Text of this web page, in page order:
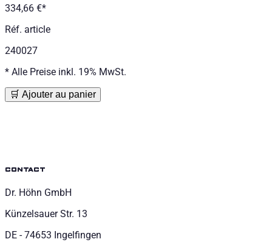
334,66 €*
Réf. article
240027
* Alle Preise inkl. 19% MwSt.
🛒 Ajouter au panier
contact
Dr. Höhn GmbH
Künzelsauer Str. 13
DE - 74653 Ingelfingen